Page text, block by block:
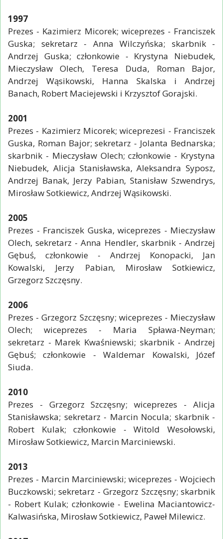
1997
Prezes - Kazimierz Micorek; wiceprezes - Franciszek
Guska; sekretarz - Anna Wilczyńska; skarbnik -
Andrzej Guska; członkowie - Krystyna Niebudek,
Mieczysław Olech, Teresa Duda, Roman Bajor,
Andrzej Wąsikowski, Hanna Skalska i Andrzej
Banach, Robert Maciejewski i Krzysztof Gorajski.
2001
Prezes - Kazimierz Micorek; wiceprezesi - Franciszek
Guska, Roman Bajor; sekretarz - Jolanta Bednarska;
skarbnik - Mieczysław Olech; członkowie - Krystyna
Niebudek, Alicja Stanisławska, Aleksandra Syposz,
Andrzej Banak, Jerzy Pabian, Stanisław Szwendrys,
Mirosław Sotkiewicz, Andrzej Wąsikowski.
2005
Prezes - Franciszek Guska, wiceprezes - Mieczysław
Olech, sekretarz - Anna Hendler, skarbnik - Andrzej
Gębuś, członkowie - Andrzej Konopacki, Jan
Kowalski, Jerzy Pabian, Mirosław Sotkiewicz,
Grzegorz Szczęsny.
2006
Prezes - Grzegorz Szczęsny; wiceprezes - Mieczysław
Olech; wiceprezes - Maria Spława-Neyman;
sekretarz - Marek Kwaśniewski; skarbnik - Andrzej
Gębuś; członkowie - Waldemar Kowalski, Józef
Siuda.
2010
Prezes - Grzegorz Szczęsny; wiceprezes - Alicja
Stanisławska; sekretarz - Marcin Nocula; skarbnik -
Robert Kulak; członkowie - Witold Wesołowski,
Mirosław Sotkiewicz, Marcin Marciniewski.
2013
Prezes - Marcin Marciniewski; wiceprezes - Wojciech
Buczkowski; sekretarz - Grzegorz Szczęsny; skarbnik
- Robert Kulak; członkowie - Ewelina Maciantowicz-
Kalwasińska, Mirosław Sotkiewicz, Paweł Milewicz.